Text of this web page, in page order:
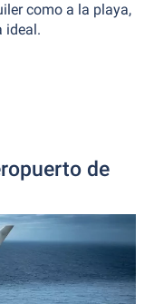
como a la playa,
ideal.
de